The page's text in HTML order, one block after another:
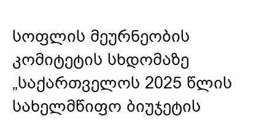
სოფლის მეურნეობის
კომიტეტის სხდომაზე
„საქართველოს 2025 წლის
სახელმწიფო ბიუჯეტის